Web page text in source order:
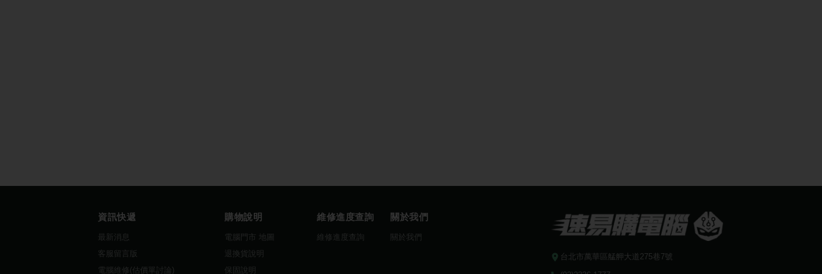
資訊快遞
最新消息
客服留言版
電腦維修(估價單討論)
購物說明
電腦門市 地圖
退換貨說明
保固說明
維修進度查詢
維修進度查詢
關於我們
關於我們
台北市萬華區艋舺大道275巷7號